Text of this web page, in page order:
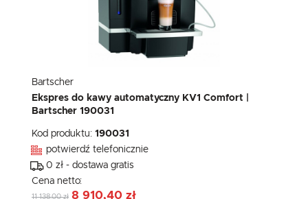
Bartscher
Ekspres do kawy automatyczny KV1 Comfort |
Bartscher 190031
Kod produktu: 190031
potwierdź telefonicznie
0 zł - dostawa gratis
Cena netto:
11 138,00 zł 8 910,40 zł